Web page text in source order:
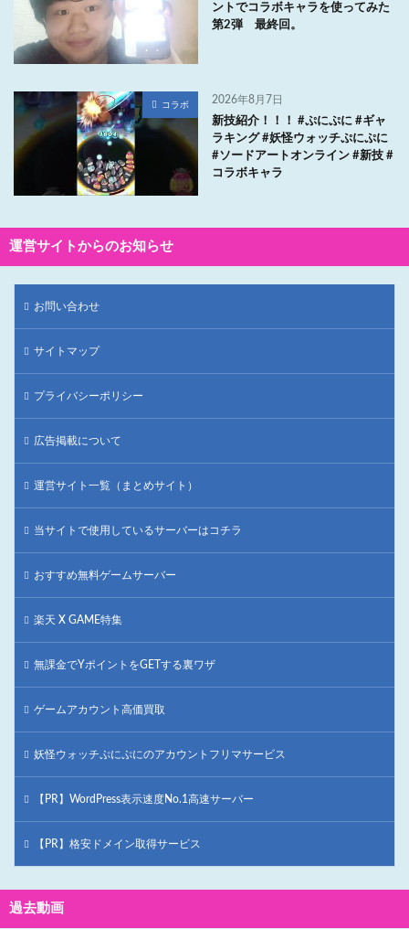
ントでコラボキャラを使ってみた
第2弾 最終回。
コラボ 2026年8月7日
新技紹介！！！ #ぷにぷに #ギャ
ラキング #妖怪ウォッチぷにぷに
#ソードアートオンライン #新技 #
コラボキャラ
運営サイトからのお知らせ
お問い合わせ
サイトマップ
プライバシーポリシー
広告掲載について
運営サイト一覧（まとめサイト）
当サイトで使用しているサーバーはコチラ
おすすめ無料ゲームサーバー
楽天 X GAME特集
無課金でYポイントをGETする裏ワザ
ゲームアカウント高価買取
妖怪ウォッチぷにぷにのアカウントフリマサービス
【PR】WordPress表示速度No.1高速サーバー
【PR】格安ドメイン取得サービス
過去動画